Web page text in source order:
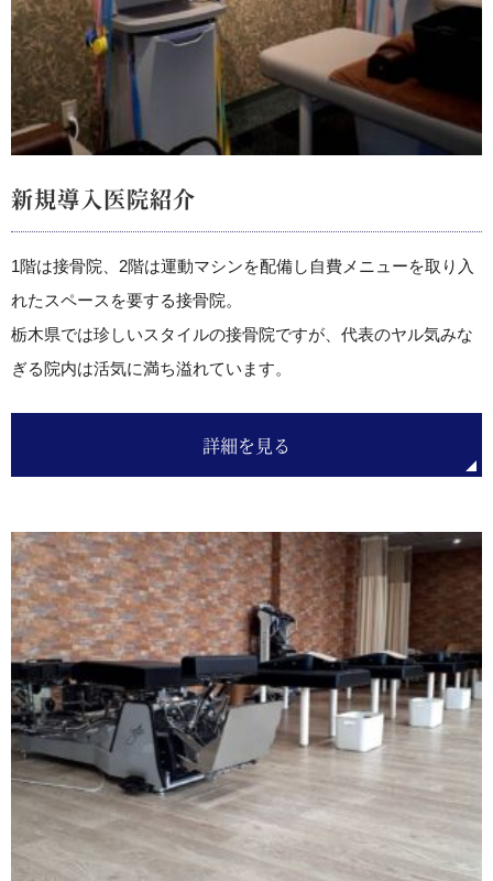
新規導入医院紹介
1階は接骨院、2階は運動マシンを配備し自費メニューを取り入
れたスペースを要する接骨院。
栃木県では珍しいスタイルの接骨院ですが、代表のヤル気みな
ぎる院内は活気に満ち溢れています。
詳細を見る